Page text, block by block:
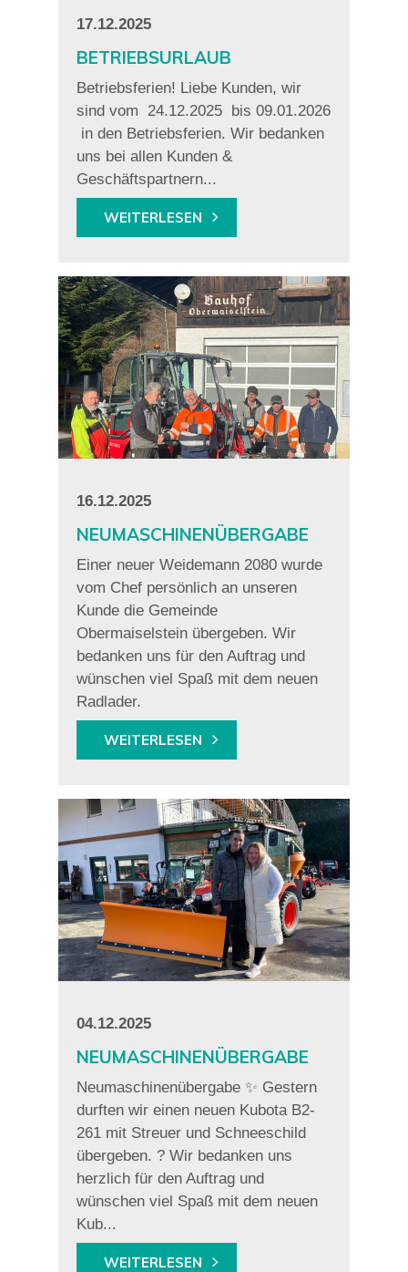
17.12.2025
BETRIEBSURLAUB
­­­­Betriebsferien! Liebe Kunden, wir
sind vom 24.12.2025 bis 09.01.2026
in den Betriebsferien. Wir bedanken
uns bei allen Kunden &
Geschäftspartnern...
WEITERLESEN
16.12.2025
NEUMASCHINENÜBERGABE
Einer neuer Weidemann 2080 wurde
vom Chef persönlich an unseren
Kunde die Gemeinde
Obermaiselstein übergeben. Wir
bedanken uns für den Auftrag und
wünschen viel Spaß mit dem neuen
Radlader.
WEITERLESEN
04.12.2025
NEUMASCHINENÜBERGABE
Neumaschinenübergabe ✨ Gestern
durften wir einen neuen Kubota B2-
261 mit Streuer und Schneeschild
übergeben. ? Wir bedanken uns
herzlich für den Auftrag und
wünschen viel Spaß mit dem neuen
Kub...
WEITERLESEN